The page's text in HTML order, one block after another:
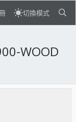
切換模式
WOOD